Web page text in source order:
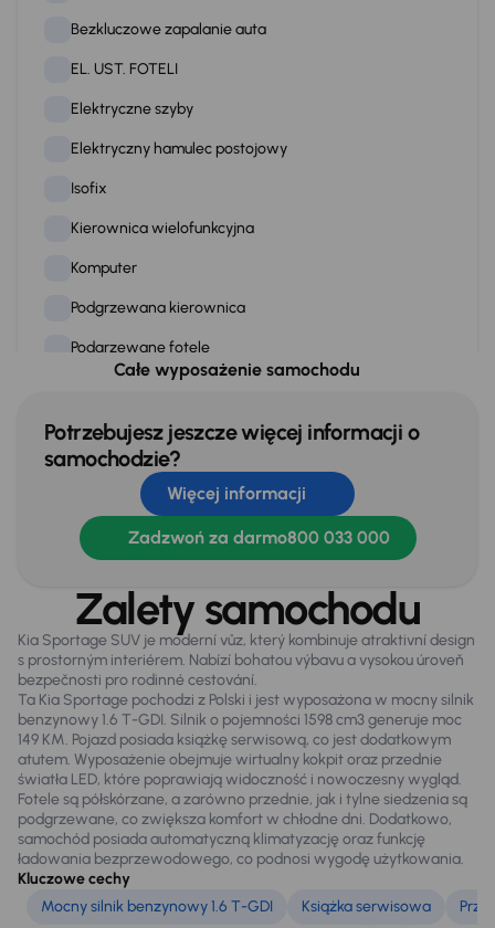
Bezkluczowe zapalanie auta
EL. UST. FOTELI
Elektryczne szyby
Elektryczny hamulec postojowy
Isofix
Kierownica wielofunkcyjna
Komputer
Podgrzewana kierownica
Podgrzewane fotele
Przciemniane szyby
Skórzana kierownica
Stop Start systém
WSP. KIEROWNICY
Zamek centralny
Na zewnątrz
Bezkluczowe otwieranie auta
Czujniki parkowania prz. i tył
El. otwierany bagażnik
Elektr. składane lusterka
Całe wyposażenie samochodu
Potrzebujesz jeszcze więcej informacji o
samochodzie?
Więcej informacji
Zadzwoń za darmo800 033 000
Zalety samochodu
Kia Sportage SUV je moderní vůz, který kombinuje atraktivní design
s prostorným interiérem. Nabízí bohatou výbavu a vysokou úroveň
bezpečnosti pro rodinné cestování.
Ta Kia Sportage pochodzi z Polski i jest wyposażona w mocny silnik
benzynowy 1.6 T-GDI. Silnik o pojemności 1598 cm3 generuje moc
149 KM. Pojazd posiada książkę serwisową, co jest dodatkowym
atutem. Wyposażenie obejmuje wirtualny kokpit oraz przednie
światła LED, które poprawiają widoczność i nowoczesny wygląd.
Fotele są półskórzane, a zarówno przednie, jak i tylne siedzenia są
podgrzewane, co zwiększa komfort w chłodne dni. Dodatkowo,
samochód posiada automatyczną klimatyzację oraz funkcję
ładowania bezprzewodowego, co podnosi wygodę użytkowania.
Kluczowe cechy
Mocny silnik benzynowy 1.6 T-GDI
Książka serwisowa